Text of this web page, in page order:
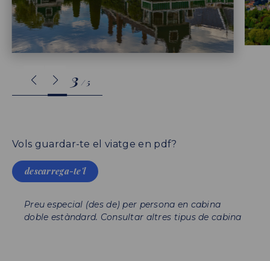
4 /5
Vols guardar-te el viatge en pdf?
descarrega-te'l
Preu especial (des de) per persona en cabina
doble estàndard. Consultar altres tipus de cabina